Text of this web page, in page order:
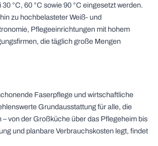
°C, 60 °C sowie 90 °C eingesetzt werden.
zu hochbelasteter Weiß- und
Pflegeeinrichtungen mit hohem
die täglich große Mengen
Faserpflege und wirtschaftliche
Grundausstattung für alle, die
von der Großküche über das Pflegeheim bis
und planbare Verbrauchskosten legt, findet